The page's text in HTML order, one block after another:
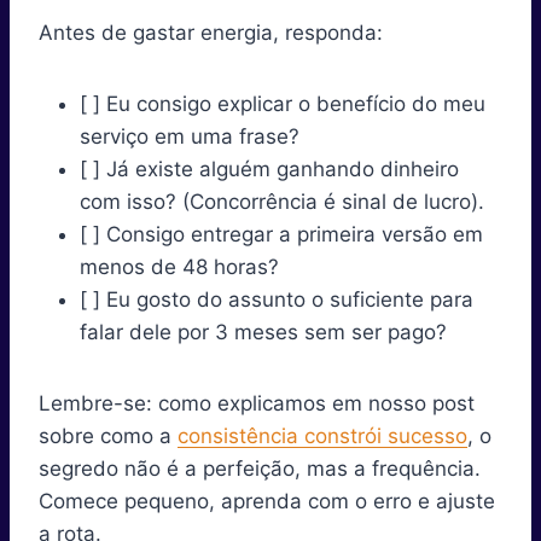
Antes de gastar energia, responda:
[ ] Eu consigo explicar o benefício do meu
serviço em uma frase?
[ ] Já existe alguém ganhando dinheiro
com isso? (Concorrência é sinal de lucro).
[ ] Consigo entregar a primeira versão em
menos de 48 horas?
[ ] Eu gosto do assunto o suficiente para
falar dele por 3 meses sem ser pago?
Lembre-se: como explicamos em nosso post
sobre como a consistência constrói sucesso, o
segredo não é a perfeição, mas a frequência.
Comece pequeno, aprenda com o erro e ajuste
a rota.